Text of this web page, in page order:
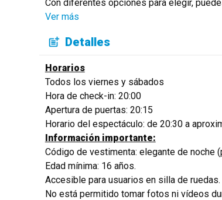
Con diferentes opciones para elegir,
Ver más
Detalles
Horarios
Todos los viernes y sábados
Hora de check-in: 20:00
Apertura de puertas: 20:15
Horario del espectáculo: de 20:30 a
Información importante:
Código de vestimenta: elegante de noche
Edad mínima: 16 años.
Accesible para usuarios en silla de ruedas.
No está permitido tomar fotos ni vídeos